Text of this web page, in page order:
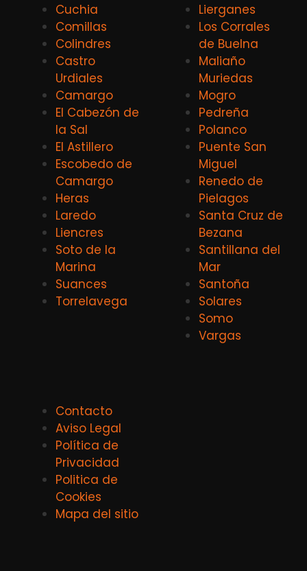
Cuchia
Comillas
Colindres
Castro
Urdiales
Camargo
El Cabezón de
la Sal
El Astillero
Escobedo de
Camargo
Heras
Laredo
Liencres
Soto de la
Marina
Suances
Torrelavega
Lierganes
Los Corrales
de Buelna
Maliaño
Muriedas
Mogro
Pedreña
Polanco
Puente San
Miguel
Renedo de
Pielagos
Santa Cruz de
Bezana
Santillana del
Mar
Santoña
Solares
Somo
Vargas
Contacto
Aviso Legal
Política de
Privacidad
Politica de
Cookies
Mapa del sitio